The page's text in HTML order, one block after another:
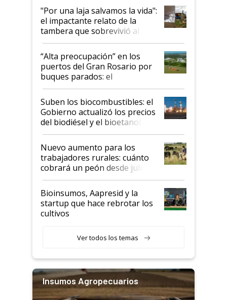
pase a ser "país sucio"
"Por una laja salvamos la vida":
el impactante relato de la
tambera que sobrevivió al
tornado
“Alta preocupación” en los
puertos del Gran Rosario por
buques parados: el
funcionamiento de las
exportadoras en tensión tras
la medida de fuerza de los
prácticos
Suben los biocombustibles: el
Gobierno actualizó los precios
del biodiésel y el bioetanol
Nuevo aumento para los
trabajadores rurales: cuánto
cobrará un peón desde julio
Bioinsumos, Aapresid y la
startup que hace rebrotar los
cultivos
Ver todos los temas
Insumos Agropecuarios